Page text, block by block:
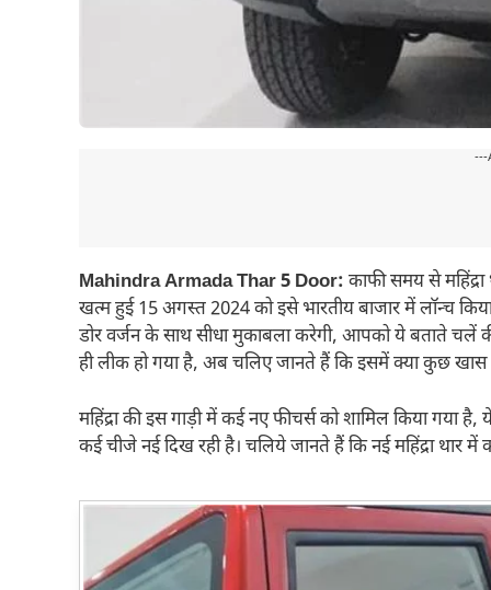
---
Mahindra Armada Thar 5 Door: काफी समय से
खत्म हुई 15 अगस्त 2024 को इसे भारतीय बाजार में लॉन्च
डोर वर्जन के साथ सीधा मुकाबला करेगी, आपको ये बताते चलें
ही लीक हो गया है, अब चलिए जानते हैं कि इसमें क्या कुछ खास
महिंद्रा की इस गाड़ी में कई नए फीचर्स को शामिल किया गया
कई चीजे नई दिख रही है। चलिये जानते हैं कि नई महिंद्रा थार में